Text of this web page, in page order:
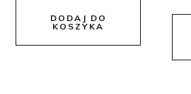
DODAJ DO
KOSZYKA